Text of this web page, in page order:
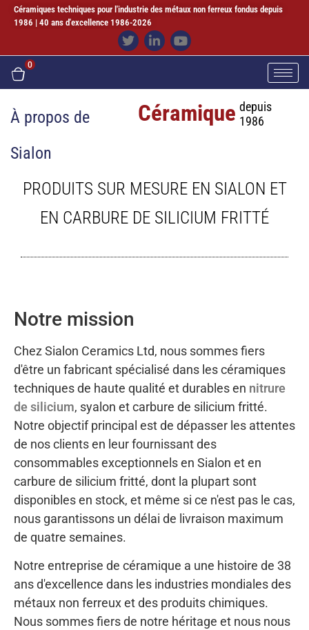
Céramiques techniques pour l'industrie des métaux non ferreux fondus depuis
1986 | 40 ans d'excellence 1986-2026
0
À propos de
Sialon
Céramique depuis
1986
PRODUITS SUR MESURE EN SIALON ET
EN CARBURE DE SILICIUM FRITTÉ
Notre mission
Chez Sialon Ceramics Ltd, nous sommes fiers
d'être un fabricant spécialisé dans les céramiques
techniques de haute qualité et durables en nitrure
de silicium, syalon et carbure de silicium fritté.
Notre objectif principal est de dépasser les attentes
de nos clients en leur fournissant des
consommables exceptionnels en Sialon et en
carbure de silicium fritté, dont la plupart sont
disponibles en stock, et même si ce n'est pas le cas,
nous garantissons un délai de livraison maximum
de quatre semaines.
Notre entreprise de céramique a une histoire de 38
ans d'excellence dans les industries mondiales des
métaux non ferreux et des produits chimiques.
Nous sommes fiers de notre héritage et nous nous